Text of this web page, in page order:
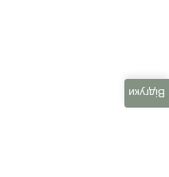
Відгуки